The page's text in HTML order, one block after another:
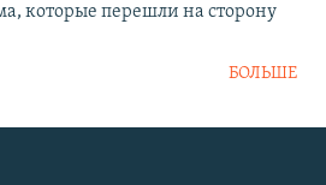
которые перешли на сторону
БОЛЬШЕ